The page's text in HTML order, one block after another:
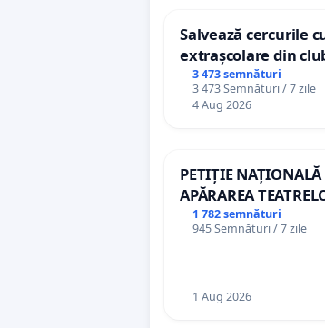
Salvează cercurile
extrașcolare din
palatele copiilor
3 473 semnături
3 473 Semnături / 7 zile
4 Aug 2026
PETIȚIE NAȚIONALĂ
APĂRAREA
DE REPERTORIU
1 782 semnături
945 Semnături / 7 zile
1 Aug 2026